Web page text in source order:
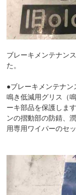
ブレーキメンテナン
た。
●ブレーキメンテナン
鳴き低減用グリス（
ーキ部品を保護しま
ンの摺動部の防錆、
用専用ワイパーのセッ